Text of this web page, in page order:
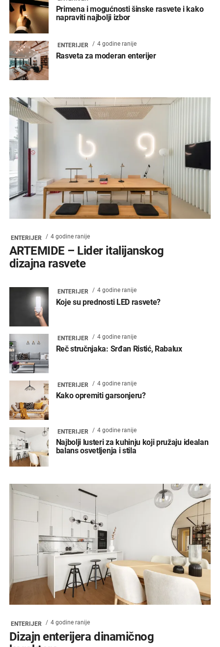
Primena i mogućnosti šinske rasvete i kako
napraviti najbolji izbor
ENTERIJER 4 godine ranije
Rasveta za moderan enterijer
ENTERIJER 4 godine ranije
ARTEMIDE – Lider italijanskog
dizajna rasvete
ENTERIJER 4 godine ranije
Koje su prednosti LED rasvete?
ENTERIJER 4 godine ranije
Reč stručnjaka: Srđan Ristić, Rabalux
ENTERIJER 4 godine ranije
Kako opremiti garsonjeru?
ENTERIJER 4 godine ranije
Najbolji lusteri za kuhinju koji pružaju idealan
balans osvetljenja i stila
ENTERIJER 4 godine ranije
Dizajn enterijera dinamičnog